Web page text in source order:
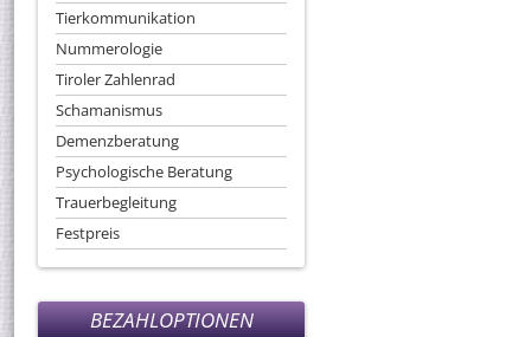
Tierkommunikation
Nummerologie
Tiroler Zahlenrad
Schamanismus
Demenzberatung
Psychologische Beratung
Trauerbegleitung
Festpreis
BEZAHLOPTIONEN